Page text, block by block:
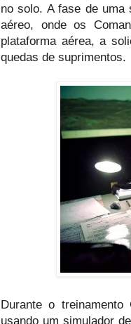
no solo. A fase de uma
aéreo, onde os
plataforma aérea, a
quedas de suprimentos.
Durante o
usando um simulador